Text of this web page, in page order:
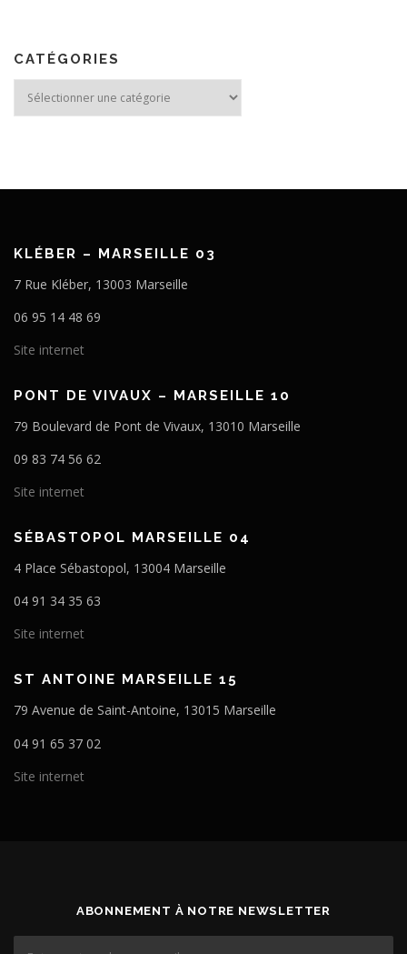
CATÉGORIES
KLÉBER – MARSEILLE 03
7 Rue Kléber, 13003 Marseille
06 95 14 48 69
Site internet
PONT DE VIVAUX – MARSEILLE 10
79 Boulevard de Pont de Vivaux, 13010 Marseille
09 83 74 56 62
Site internet
SÉBASTOPOL MARSEILLE 04
4 Place Sébastopol, 13004 Marseille
04 91 34 35 63
Site internet
ST ANTOINE MARSEILLE 15
79 Avenue de Saint-Antoine, 13015 Marseille
04 91 65 37 02
Site internet
ABONNEMENT À NOTRE NEWSLETTER